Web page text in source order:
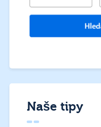
Naše tipy